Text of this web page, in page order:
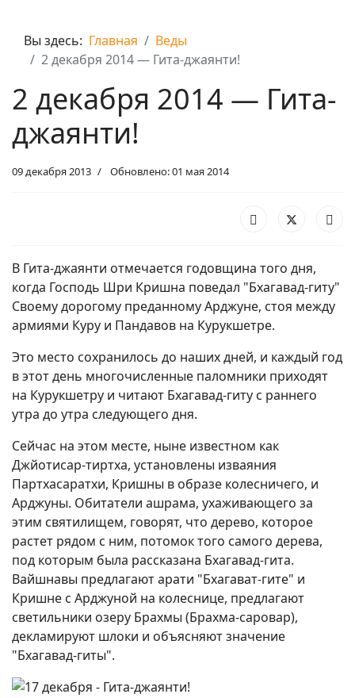
Вы здесь: Главная
Веды
2 декабря 2014 — Гита-джаянти!
2 декабря 2014 — Гита-
джаянти!
09 декабря 2013 Обновлено: 01 мая 2014
В Гита-джаянти отмечается годовщина того дня,
когда Господь Шри Кришна поведал "Бхагавад-гиту"
Своему дорогому преданному Арджуне, стоя между
армиями Куру и Пандавов на Курукшетре.
Это место сохранилось до наших дней, и каждый год
в этот день многочисленные паломники приходят
на Курукшетру и читают Бхагавад-гиту с раннего
утра до утра следующего дня.
Сейчас на этом месте, ныне известном как
Джйотисар-тиртха, установлены изваяния
Партхасаратхи, Кришны в образе колесничего, и
Арджуны. Обитатели ашрама, ухаживающего за
этим святилищем, говорят, что дерево, которое
растет рядом с ним, потомок того самого дерева,
под которым была рассказана Бхагавад-гита.
Вайшнавы предлагают арати "Бхагават-гите" и
Кришне с Арджуной на колеснице, предлагают
светильники озеру Брахмы (Брахма-саровар),
декламируют шлоки и объясняют значение
"Бхагавад-гиты".